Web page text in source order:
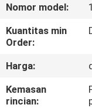
PABRIK
KUALITAS
Nomor model:
Kuantitas min
Order:
Harga:
Kemasan
rincian: